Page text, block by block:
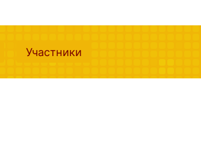
(current)Участники